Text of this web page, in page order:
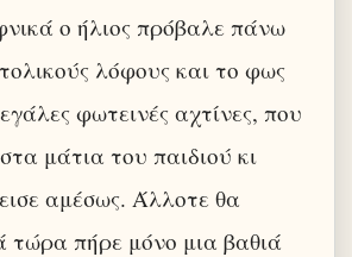
ο ήλιος πρόβαλε πάνω
λόφους και το φως
φωτεινές αχτίνες, που
μάτια του παιδιού κι
αμέσως. Άλλοτε θα
τώρα πήρε μόνο μια βαθιά